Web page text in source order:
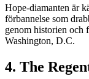
Hope-diamanten är
förbannelse som
genom historien och
Washington, D.C.
4. The